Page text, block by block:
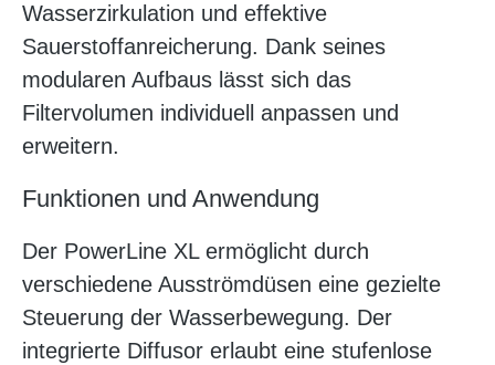
Wasserzirkulation und effektive
Sauerstoffanreicherung. Dank seines
modularen Aufbaus lässt sich das
Filtervolumen individuell anpassen und
erweitern.
Funktionen und Anwendung
Der PowerLine XL ermöglicht durch
verschiedene Ausströmdüsen eine gezielte
Steuerung der Wasserbewegung. Der
integrierte Diffusor erlaubt eine stufenlose